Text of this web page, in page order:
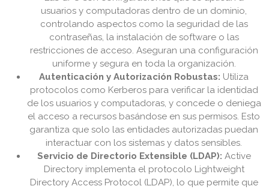
usuarios y computadoras dentro de un dominio,
controlando aspectos como la seguridad de las
contraseñas, la instalación de software o las
restricciones de acceso. Aseguran una configuración
uniforme y segura en toda la organización.
Autenticación y Autorización Robustas: Utiliza
protocolos como Kerberos para verificar la identidad
de los usuarios y computadoras, y concede o deniega
el acceso a recursos basándose en sus permisos. Esto
garantiza que solo las entidades autorizadas puedan
interactuar con los sistemas y datos sensibles.
Servicio de Directorio Extensible (LDAP): Active
Directory implementa el protocolo Lightweight
Directory Access Protocol (LDAP), lo que permite que